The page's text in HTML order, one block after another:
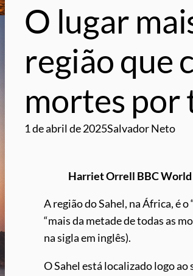
O lugar
região que
mortes
1 de abril de 2025Salvador Neto
Harriet Orrell BBC
A região do Sahel, na África, é
“mais da metade de todas as
na sigla em inglês).
O Sahel está localizado logo